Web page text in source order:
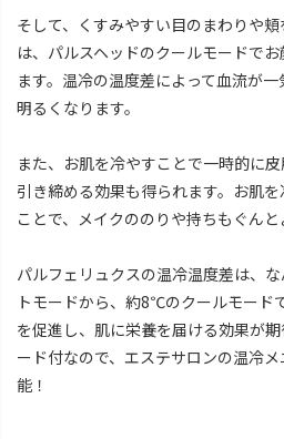
そして、くすみやすい目のまわりや
は、パルスヘッドのクールモードで
ます。温冷の温度差によって血流が
明るくなります。
また、お肌を冷やすことで一時的に
引き締める効果も得られます。お肌
ことで、メイクののりや持ちもぐんと
パルフェリュクスの温冷温度差は、
トモードから、約8℃のクールモード
を促進し、肌に栄養を届ける効果が
ード付なので、エステサロンの温冷
能！